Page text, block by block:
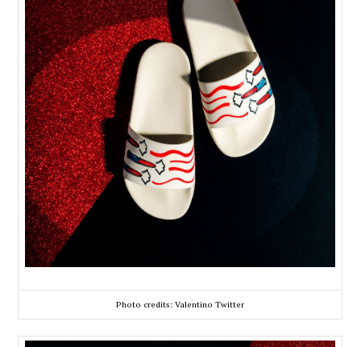
Photo credits: Valentino Twitter